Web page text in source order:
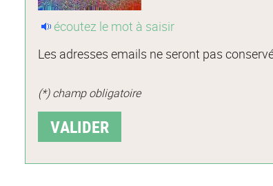
écoutez le mot à saisir
Les adresses emails ne seront pas
(*) champ obligatoire